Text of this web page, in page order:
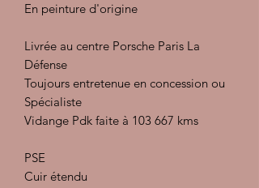
En peinture d'origine
Livrée au centre Porsche Paris La
Défense
Toujours entretenue en concession ou
Spécialiste
Vidange Pdk faite à 103 667 kms
PSE
Cuir étendu